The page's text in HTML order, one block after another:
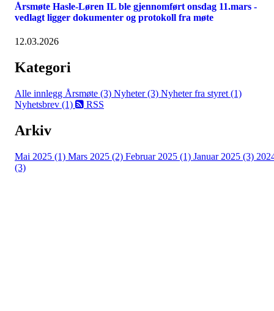
Årsmøte Hasle-Løren IL ble gjennomført onsdag 11.mars -
vedlagt ligger dokumenter og protokoll fra møte
12.03.2026
Kategori
Alle innlegg Årsmøte (3) Nyheter (3) Nyheter fra styret (1)
Nyhetsbrev (1)
RSS
Arkiv
Mai 2025 (1) Mars 2025 (2) Februar 2025 (1) Januar 2025 (3)
(3)